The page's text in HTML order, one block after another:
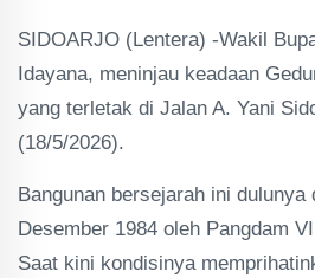
SIDOARJO (Lentera) -Wakil
Idayana, meninjau keadaan
yang terletak di Jalan A. Yani
(18/5/2026).
Bangunan bersejarah ini dulunya
Desember 1984 oleh Pangdam
Saat kini kondisinya